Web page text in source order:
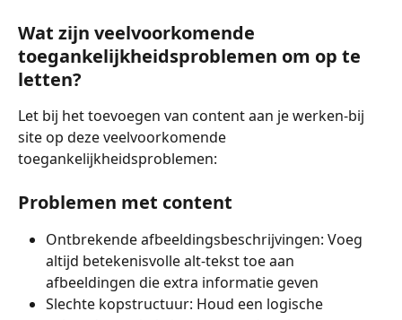
Wat zijn veelvoorkomende
toegankelijkheidsproblemen om op te
letten?
Let bij het toevoegen van content aan je werken-bij
site op deze veelvoorkomende
toegankelijkheidsproblemen:
Problemen met content
Ontbrekende afbeeldingsbeschrijvingen: Voeg
altijd betekenisvolle alt-tekst toe aan
afbeeldingen die extra informatie geven
Slechte kopstructuur: Houd een logische